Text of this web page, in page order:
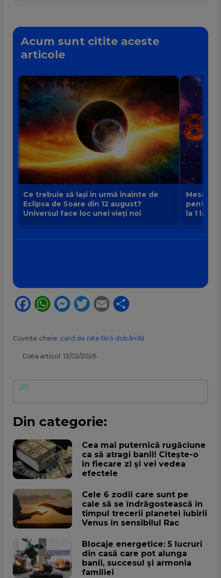
Acum sunt citite aceste
articole
Ce trebuie să lași în urmă înainte de
Eclipsa de Soare din 12 august?
Universul face loc unei vieți noi
Mesajul
pentru
la 1 la 9
Facebook
WhatsApp
Messenger
Twitter
Email
Cuvinte cheie: card de rate fără dobândă
Data articol: 13/02/2026
Din categorie:
Cea mai puternică rugăciune
ca să atragi banii! Citește-o
în fiecare zi și vei vedea
efectele
Cele 6 zodii care sunt pe
cale să se îndrăgostească în
timpul trecerii planetei iubirii
Venus în sensibilul Rac
Blocaje energetice: 5 lucruri
din casă care pot alunga
banii, succesul și armonia
familiei